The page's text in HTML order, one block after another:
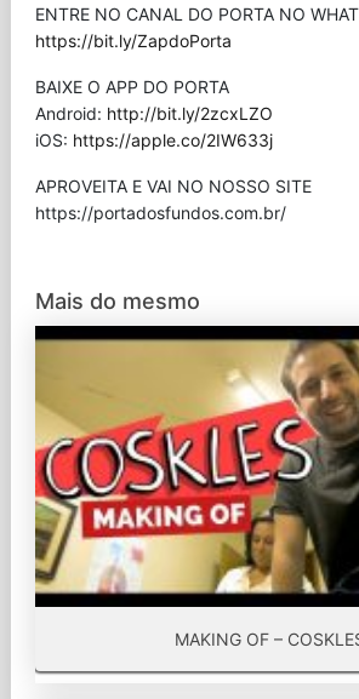
ENTRE NO CANAL DO PORTA NO
https://bit.ly/ZapdoPorta
BAIXE O APP DO PORTA
Android: http://bit.ly/2zcxLZO
iOS: https://apple.co/2IW633j
APROVEITA E VAI NO NOSSO SITE
⁠https://portadosfundos.com.br/
Mais do mesmo
MAKING OF –